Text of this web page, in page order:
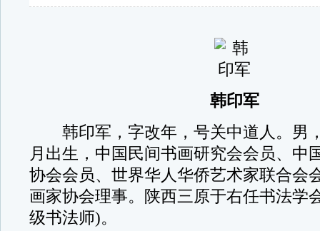
韩印军
韩印军，字改年，号关中道人。男
月出生，中国民间书画研究会会员、中
协会会员、世界华人华侨艺术家联合会
画家协会理事。陕西三原于右任书法学
级书法师)。